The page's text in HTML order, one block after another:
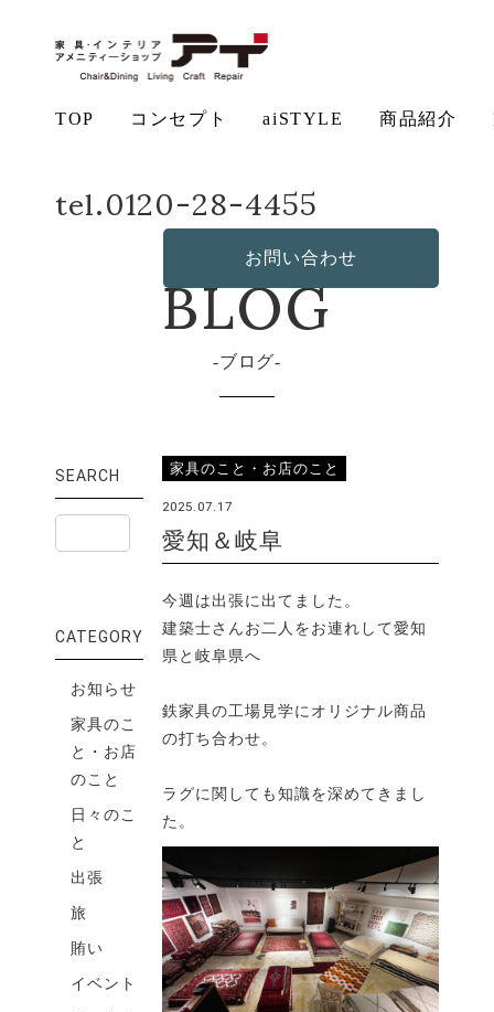
TOP コンセプト
無垢
お手入れ 保証につ
aiSTYLE
コー
商品紹介
テー
ソフ
ベッ
ド
デス
ク
作・オリ その他の
tel.0120-28-4455
お問い合わせ
BLOG
ブログ
家具のこと・お店のこと
2025.07.17
愛知＆岐阜
今週は出張に出てました。
建築士さんお二人をお連れして愛知
県と岐阜県へ
鉄家具の工場見学にオリジナル商品
の打ち合わせ。
ラグに関しても知識を深めてきまし
た。
SEARCH
CATEGORY
お知らせ
家具のこ
と・お店
のこと
日々のこ
と
出張
旅
賄い
イベント